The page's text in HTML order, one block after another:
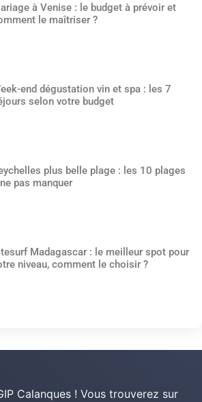
à Venise : le budget à prévoir et
le maîtriser ?
end dégustation vin et spa : les 7
selon votre budget
plus belle plage : les 10 plages
pas manquer
Madagascar : le meilleur spot pour
niveau, comment le choisir ?
Calanques ! Vous trouverez sur